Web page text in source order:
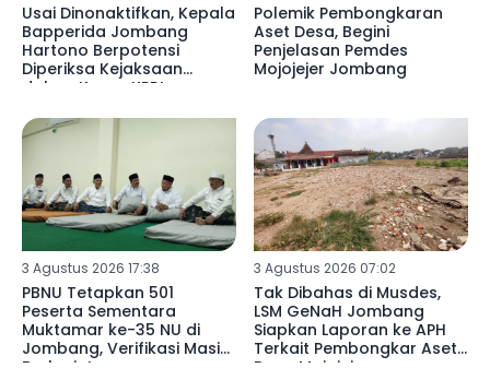
Usai Dinonaktifkan, Kepala
Bapperida Jombang
Hartono Berpotensi
Diperiksa Kejaksaan
dalam Kasus KPRI
Polemik Pembongkaran
Aset Desa, Begini
Penjelasan Pemdes
Mojojejer Jombang
3 Agustus 2026 17:38
PBNU Tetapkan 501
Peserta Sementara
Muktamar ke-35 NU di
Jombang, Verifikasi Masih
Berlanjut
3 Agustus 2026 07:02
Tak Dibahas di Musdes,
LSM GeNaH Jombang
Siapkan Laporan ke APH
Terkait Pembongkar Aset
Desa Mojojejer